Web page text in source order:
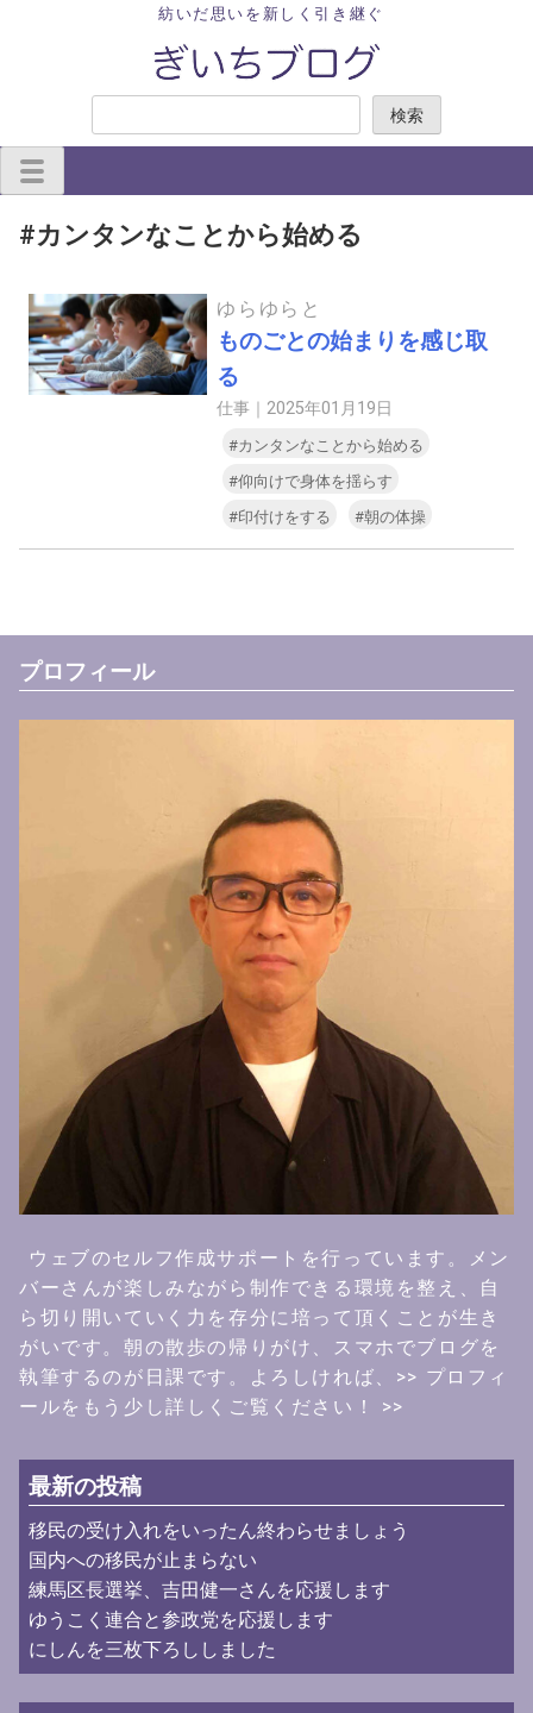
紡いだ思いを新しく引き継ぐ
索
検索
#カンタンなことから始める
ゆらゆらと
ものごとの始まりを感じ取
る
仕事｜2025年01月19日
#カンタンなことから始める
#仰向けで身体を揺らす
#印付けをする
#朝の体操
プロフィール
ウェブのセルフ作成サポートを行っています。メン
バーさんが楽しみながら制作できる環境を整え、自
ら切り開いていく力を存分に培って頂くことが生き
がいです。朝の散歩の帰りがけ、スマホでブログを
執筆するのが日課です。よろしければ、 >> プロフィ
ールをもう少し詳しくご覧ください！ >>
最新の投稿
移民の受け入れをいったん終わらせましょう
国内への移民が止まらない
練馬区長選挙、吉田健一さんを応援します
ゆうこく連合と参政党を応援します
にしんを三枚下ろししました